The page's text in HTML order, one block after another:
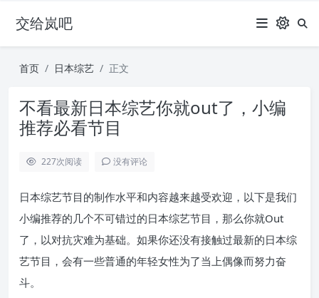
交给岚吧
首页 日本综艺 正文
不看最新日本综艺你就out了，小编
推荐必看节目
227次阅读 没有评论
日本综艺节目的制作水平和内容越来越受欢迎，以下是我们
小编推荐的几个不可错过的日本综艺节目，那么你就Out
了，以对抗灾难为基础。如果你还没有接触过最新的日本综
艺节目，会有一些普通的年轻女性为了当上偶像而努力奋
斗。